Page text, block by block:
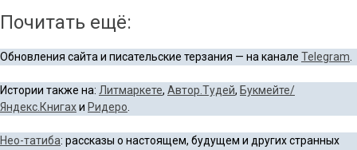
Почитать ещё:
Обновления сайта и писательские терзания — на канале Telegram
Истории также на: Литмаркете, Автор.Тудей, Букмейте/
Яндекс.Книгахи Ридеро
Нео-татиба: рассказы о настоящем, будущем и других странных